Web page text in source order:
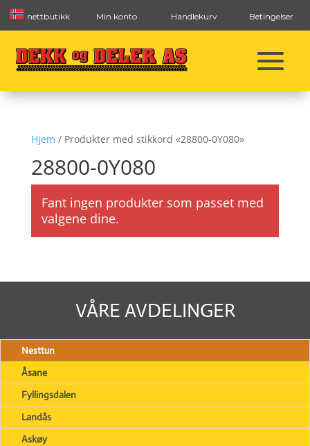
nettbutikk Min konto Handlekurv Betingelser
Hjem / Produkter med stikkord «28800-0Y080»
28800-0Y080
Fant ingen produkter som passet med
valgene dine.
VÅRE AVDELINGER
Nesttun
Åsane
Fyllingsdalen
Landås
Askøy